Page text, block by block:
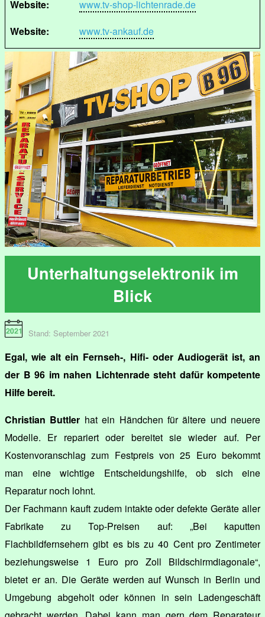
Website:
www.tv-shop-lichtenrade.de
Website:
www.tv-ankauf.de
Unterhaltungselektronik im
Blick
Stand: September 2021
Egal, wie alt ein Fernseh-, Hifi- oder Audiogerät ist, an
der B 96 im nahen Lichtenrade steht dafür kompetente
Hilfe bereit.
Christian Buttler hat ein Händchen für ältere und neuere
Modelle. Er repariert oder bereitet sie wieder auf. Per
Kostenvoranschlag zum Festpreis von 25 Euro bekommt
man eine wichtige Entscheidungshilfe, ob sich eine
Reparatur noch lohnt.
Der Fachmann kauft zudem intakte oder defekte Geräte aller
Fabrikate zu Top-Preisen auf: „Bei kaputten
Flachbildfernsehern gibt es bis zu 40 Cent pro Zentimeter
beziehungsweise 1 Euro pro Zoll Bildschirmdiagonale“,
bietet er an. Die Geräte werden auf Wunsch in Berlin und
Umgebung abgeholt oder können in sein Ladengeschäft